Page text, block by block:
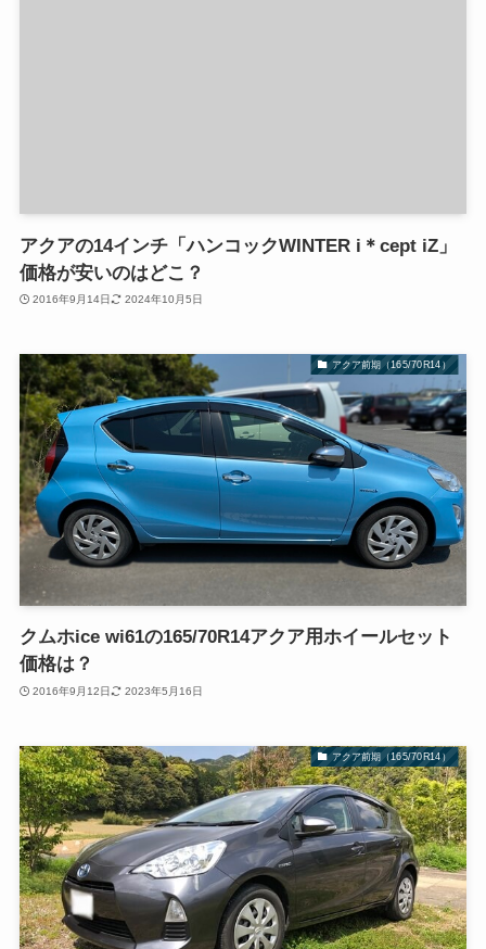
アクアの14インチ「ハンコックWINTER i＊cept iZ」
価格が安いのはどこ？
2016年9月14日 2024年10月5日
アクア前期（165/70R14）
クムホice wi61の165/70R14アクア用ホイールセット
価格は？
2016年9月12日 2023年5月16日
アクア前期（165/70R14）